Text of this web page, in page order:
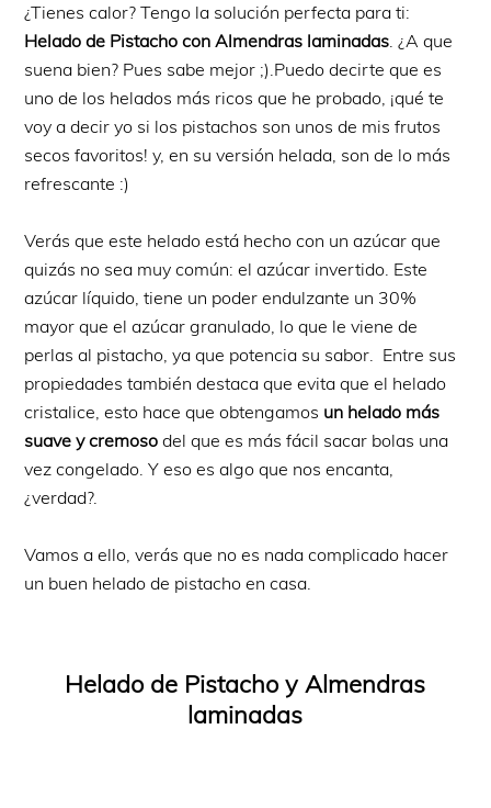
¿Tienes calor? Tengo la solución perfecta para ti:
Helado de Pistacho con Almendras laminadas. ¿A que
suena bien? Pues sabe mejor ;).Puedo decirte que es
uno de los helados más ricos que he probado, ¡qué te
voy a decir yo si los pistachos son unos de mis frutos
secos favoritos! y, en su versión helada, son de lo más
refrescante :)
Verás que este helado está hecho con un azúcar que
quizás no sea muy común: el azúcar invertido. Este
azúcar líquido, tiene un poder endulzante un 30%
mayor que el azúcar granulado, lo que le viene de
perlas al pistacho, ya que potencia su sabor. Entre sus
propiedades también destaca que evita que el helado
cristalice, esto hace que obtengamos un helado más
suave y cremoso del que es más fácil sacar bolas una
vez congelado. Y eso es algo que nos encanta,
¿verdad?.
Vamos a ello, verás que no es nada complicado hacer
un buen helado de pistacho en casa.
Helado de Pistacho y Almendras
laminadas